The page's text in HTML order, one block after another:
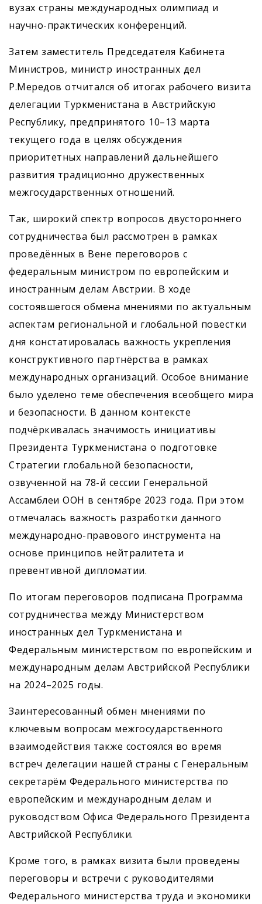
вузах страны международных олимпиад и
научно-практических конференций.
Затем заместитель Председателя Кабинета
Министров, министр иностранных дел
Р.Мередов отчитался об итогах рабочего визита
делегации Туркменистана в Австрийскую
Республику, предпринятого 10–13 марта
текущего года в целях обсуждения
приоритетных направлений дальнейшего
развития традиционно дружественных
межгосударственных отношений.
Так, широкий спектр вопросов двустороннего
сотрудничества был рассмотрен в рамках
проведённых в Вене переговоров с
федеральным министром по европейским и
иностранным делам Австрии. В ходе
состоявшегося обмена мнениями по актуальным
аспектам региональной и глобальной повестки
дня констатировалась важность укрепления
конструктивного партнёрства в рамках
международных организаций. Особое внимание
было уделено теме обеспечения всеобщего мира
и безопасности. В данном контексте
подчёркивалась значимость инициативы
Президента Туркменистана о подготовке
Стратегии глобальной безопасности,
озвученной на 78-й сессии Генеральной
Ассамблеи ООН в сентябре 2023 года. При этом
отмечалась важность разработки данного
международно-правового инструмента на
основе принципов нейтралитета и
превентивной дипломатии.
По итогам переговоров подписана Программа
сотрудничества между Министерством
иностранных дел Туркменистана и
Федеральным министерством по европейским и
международным делам Австрийской Республики
на 2024–2025 годы.
Заинтересованный обмен мнениями по
ключевым вопросам межгосударственного
взаимодействия также состоялся во время
встреч делегации нашей страны с Генеральным
секретарём Федерального министерства по
европейским и международным делам и
руководством Офиса Федерального Президента
Австрийской Республики.
Кроме того, в рамках визита были проведены
переговоры и встречи с руководителями
Федерального министерства труда и экономики